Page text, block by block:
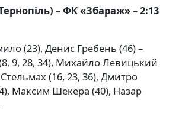
– ФК «Збараж» – 2:13
(23), Денис Гребень (46) –
9, 28, 34), Михайло Левицький
(16, 23, 36), Дмитро
Максим Шекера (40), Назар